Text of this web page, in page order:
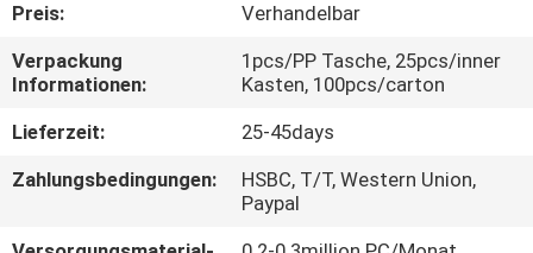
TRETEN
SIE
MIT
UNS
VERBINDUNG
Preis:
Verhandelbar
Verpackung
Informationen:
1pcs/PP Tasche, 25pcs/inner
Kasten, 100pcs/carton
Lieferzeit:
25-45days
Zahlungsbedingungen:
HSBC, T/T, Western Union,
Paypal